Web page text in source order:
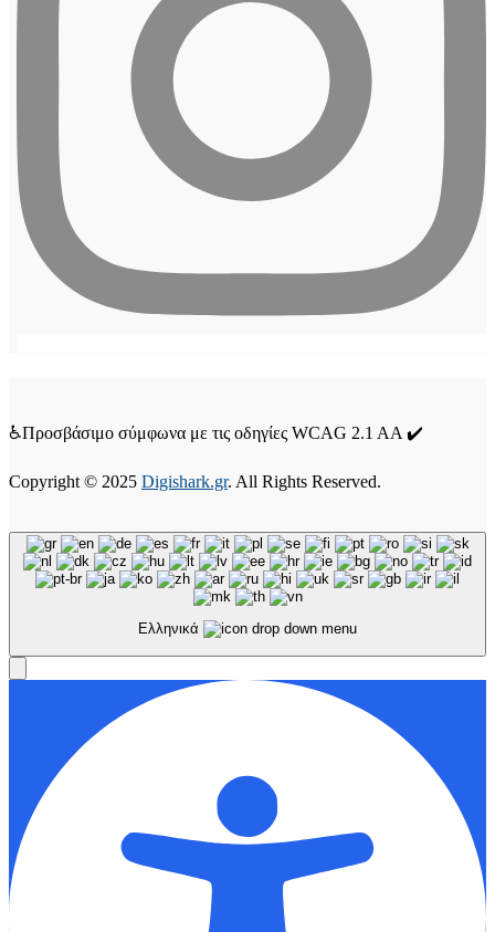
♿Προσβάσιμο σύμφωνα με τις οδηγίες WCAG 2.1 AA ✔️
Copyright © 2025 Digishark.gr. All Rights Reserved.
Ελληνικά